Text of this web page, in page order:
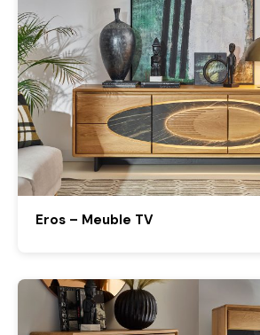
Eros – Meuble TV